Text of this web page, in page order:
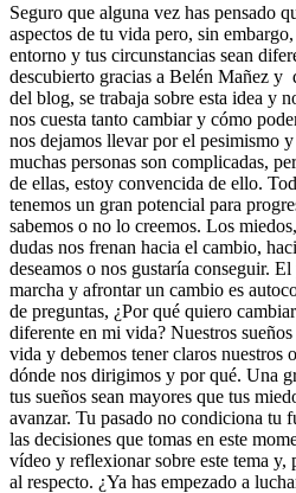
Seguro que alguna vez has pensado
aspectos de tu vida pero, sin
entorno y tus circunstancias sean
descubierto gracias a Belén Mañez y
del blog, se trabaja sobre esta idea y
nos cuesta tanto cambiar y cómo
nos dejamos llevar por el pesimismo
muchas personas son complicadas,
de ellas, estoy convencida de ello.
tenemos un gran potencial para
sabemos o no lo creemos. Los
dudas nos frenan hacia el cambio,
deseamos o nos gustaría conseguir.
marcha y afrontar un cambio es
de preguntas, ¿Por qué quiero
diferente en mi vida? Nuestros
vida y debemos tener claros nuestros
dónde nos dirigimos y por qué. Una
tus sueños sean mayores que tus
avanzar. Tu pasado no condiciona tu
las decisiones que tomas en este
vídeo y reflexionar sobre este tema y,
al respecto. ¿Ya has empezado a